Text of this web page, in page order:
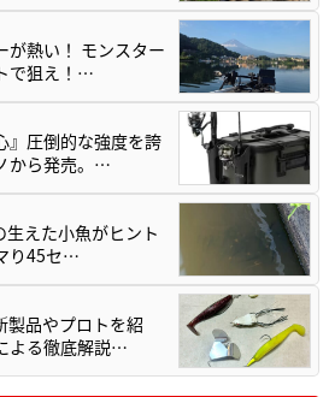
が熱い！ モンスター
で狙え！…
』圧倒的な強度を誇
から発売。…
生えた小魚がヒント
り45セ…
製品やプロトを紹
よる徹底解説…